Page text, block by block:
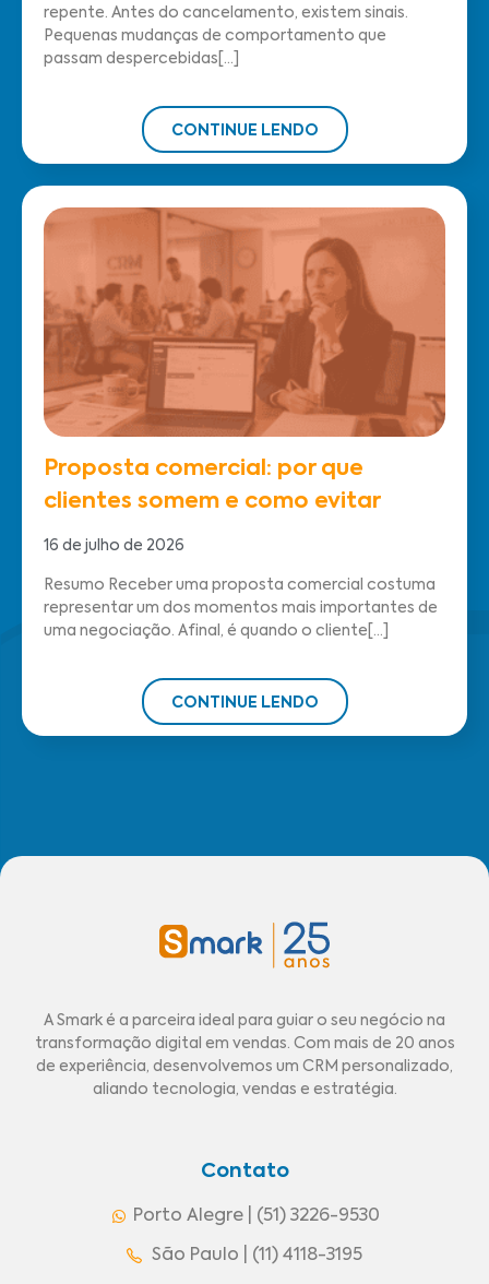
repente. Antes do cancelamento, existem sinais.
Pequenas mudanças de comportamento que
passam despercebidas[...]
CONTINUE LENDO
Proposta comercial: por que
clientes somem e como evitar
16 de julho de 2026
Resumo Receber uma proposta comercial costuma
representar um dos momentos mais importantes de
uma negociação. Afinal, é quando o cliente[...]
CONTINUE LENDO
A Smark é a parceira ideal para guiar o seu negócio na
transformação digital em vendas. Com mais de 20 anos
de experiência, desenvolvemos um CRM personalizado,
aliando tecnologia, vendas e estratégia.
Contato
Porto Alegre | (51) 3226-9530
São Paulo | (11) 4118-3195